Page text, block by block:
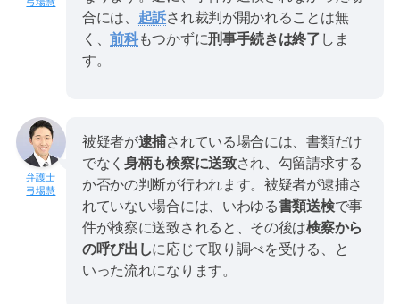
弓場慧
合には、 起訴され裁判が開かれることは無
く、前科もつかずに刑事手続きは終了 しま
す。
弓場慧
被疑者が逮捕されている場合には、書類だけ
でなく身柄も検察に送致され、勾留請求する
か否かの判断が行われます。被疑者が逮捕さ
れていない場合には、いわゆる書類送検で事
件が検察に送致されると、その後は検察から
の呼び出しに応じて取り調べを受ける、と
いった流れになります。